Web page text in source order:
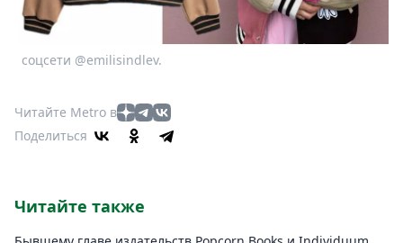
соцсети @emilisindlev.
Читайте Metro в
Поделиться
Читайте также